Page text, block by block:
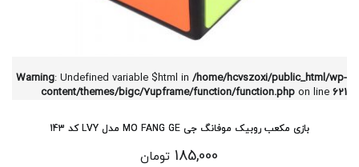
Warning: Undefined variable $html in /home/hcvszoxi/public_html/wp-
content/themes/bigc/7upframe/function/function.php on line 621
بازی مکعب روبیک موفانگ جی MO FANG GE مدل LVY کد 143
185,000 تومان